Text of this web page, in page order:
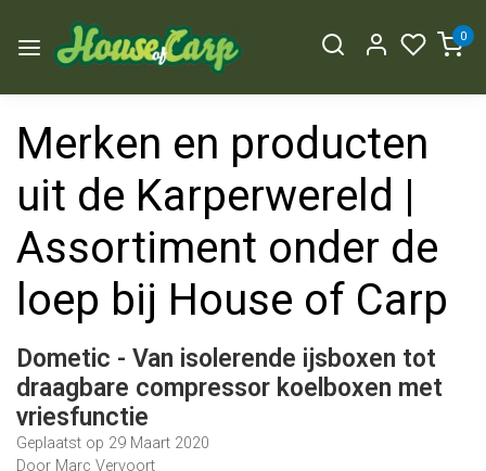
0
Merken en producten
uit de Karperwereld |
Assortiment onder de
loep bij House of Carp
Dometic - Van isolerende ijsboxen tot
draagbare compressor koelboxen met
vriesfunctie
Geplaatst op 29 Maart 2020
Door Marc Vervoort